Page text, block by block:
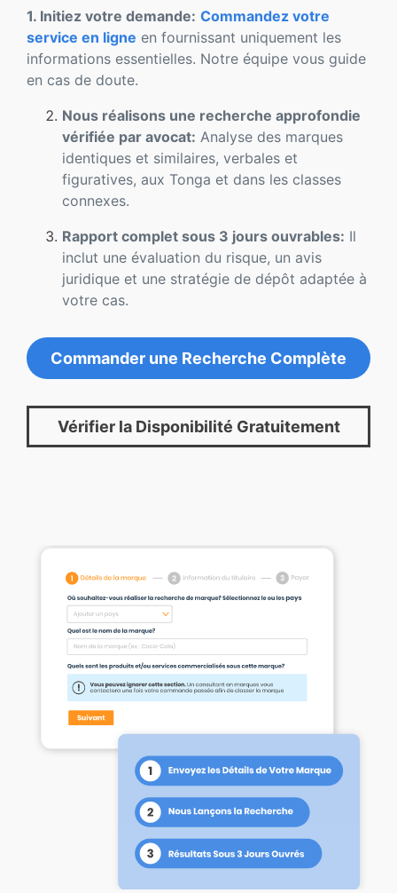
1. Initiez votre demande: Commandez votre
service en ligne en fournissant uniquement les
informations essentielles. Notre équipe vous guide
en cas de doute.
Nous réalisons une recherche approfondie
vérifiée par avocat: Analyse des marques
identiques et similaires, verbales et
figuratives, aux Tonga et dans les classes
connexes.
Rapport complet sous 3 jours ouvrables: Il
inclut une évaluation du risque, un avis
juridique et une stratégie de dépôt adaptée à
votre cas.
Commander une Recherche Complète
Vérifier la Disponibilité Gratuitement